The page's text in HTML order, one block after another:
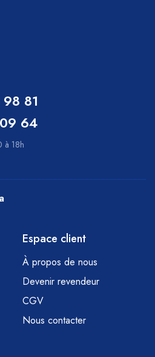
81
64
à 18h
Espace client
À propos de nous
Devenir revendeur
CGV
Nous contacter